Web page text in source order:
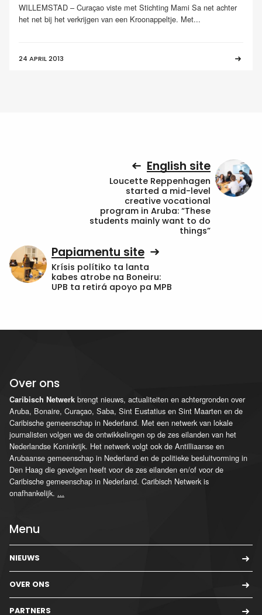
WILLEMSTAD – Curaçao viste met Stichting Mami Sa net achter
het net bij het verkrijgen van een Kroonappeltje. Met...
24 APRIL 2013
English site
Loucette Reppenhagen
started a mid-level
creative vocational
program in Aruba: “These
students mainly want to do
things”
Papiamentu site
Krísis polítiko ta lanta
kabes atrobe na Boneiru:
UPB ta retirá apoyo pa MPB
Over ons
Caribisch Netwerk brengt nieuws, actualiteiten en achtergronden over
Aruba, Bonaire, Curaçao, Saba, Sint Eustatius en Sint Maarten en de
Caribische gemeenschap in Nederland. Met een netwerk van lokale
journalisten volgen we de ontwikkelingen op de zes eilanden van het
Nederlandse Koninkrijk. Het netwerk volgt ook de Antilliaanse en
Arubaanse gemeenschap in Nederland en de politieke besluitvorming in
Den Haag die gevolgen heeft voor de zes eilanden en/of voor de
Caribische gemeenschap in Nederland. Caribisch Netwerk is
onafhankelijk. ...
Menu
NIEUWS
OVER ONS
PARTNERS